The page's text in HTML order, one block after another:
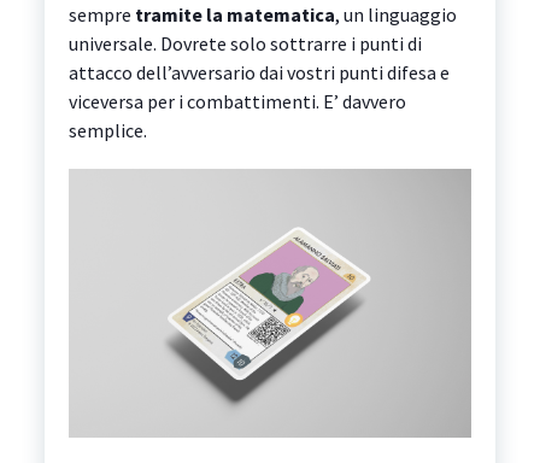
sempre tramite la matematica, un linguaggio
universale. Dovrete solo sottrarre i punti di
attacco dell’avversario dai vostri punti difesa e
viceversa per i combattimenti. E’ davvero
semplice.